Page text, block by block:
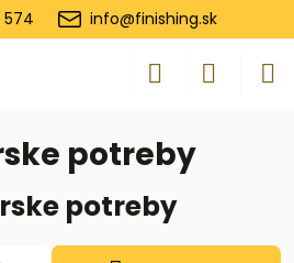
574 info@finishing.sk
potreby
potreby